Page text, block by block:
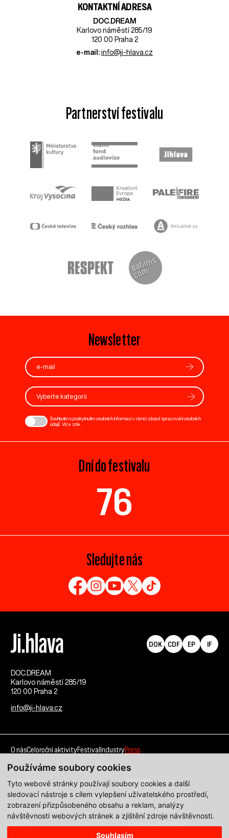
Používáme soubory cookies
Tyto webové stránky používají soubory cookies a další
sledovací nástroje s cílem vylepšení uživatelského prostředí,
zobrazení přizpůsobeného obsahu a reklam, analýzy
návštěvnosti webových stránek a zjištění zdroje návštěvnosti.
Souhlasím
KONTAKTNÍ ADRESA
DOC.DREAM​
Karlovo náměstí 285/19
120 00 Praha 2
e-mail: info@ji-hlava.cz
Partnerství festivalu
Newsletter
Vyberte kategorii
Souhlasím s poskytnutím osobních informací v rámci zásad zpracování osobních
údajů. Více zde
Dní do festivalu
76
Sledujte nás
DOC.DREAM​
Karlovo náměstí 285/19
120 00 Praha 2
info@ji-hlava.cz
DOK CDF EP IF
O násCeloroční aktivityFestivalIndustryPress
Kdo jsme
Partnerství
Pracovní příležitosti
Programové sekce
Přihlášení filmu